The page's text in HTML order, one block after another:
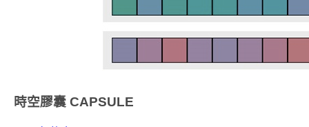
時空膠囊 CAPSULE